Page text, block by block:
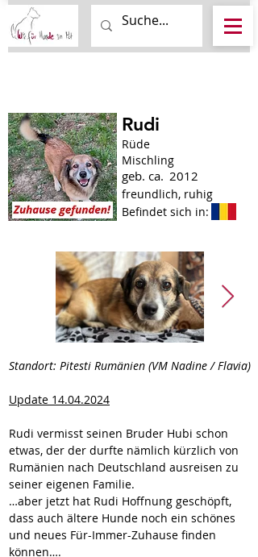
Rudi
Rüde
Mischling
geb. ca. 2012
freundlich, ruhig
Befindet sich in:
Standort: Pitesti Rumänien (VM Nadine / Flavia)
Update 14.04.2024
Rudi vermisst seinen Bruder Hubi schon
etwas, der der durfte nämlich kürzlich von
Rumänien nach Deutschland ausreisen zu
seiner eigenen Familie.
…aber jetzt hat Rudi Hoffnung geschöpft,
dass auch ältere Hunde noch ein schönes
und neues Für-Immer-Zuhause finden
können….